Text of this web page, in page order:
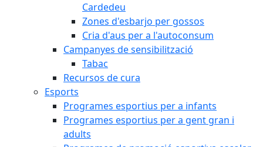
Cardedeu
Zones d'esbarjo per gossos
Cria d'aus per a l'autoconsum
Campanyes de sensibilització
Tabac
Recursos de cura
Esports
Programes esportius per a infants
Programes esportius per a gent gran i
adults